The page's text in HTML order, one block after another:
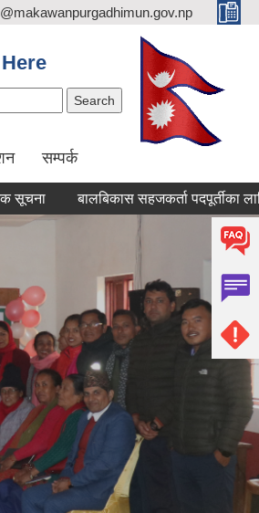
सम्पर्क
बालबिकास सहजकर्ता पदपूर्तीका लागि